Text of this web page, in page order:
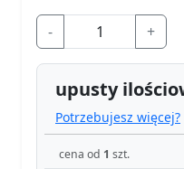
- +
upusty
Potrzebujesz więcej?
cena od 1 szt.